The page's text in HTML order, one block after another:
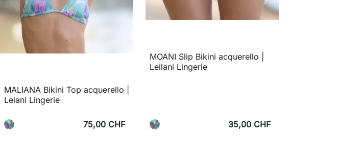
MALIANA Bikini Top acquerello |
Leiani Lingerie
75,00 CHF
MOANI Slip Bikini acquerello |
Leilani Lingerie
35,00 CHF